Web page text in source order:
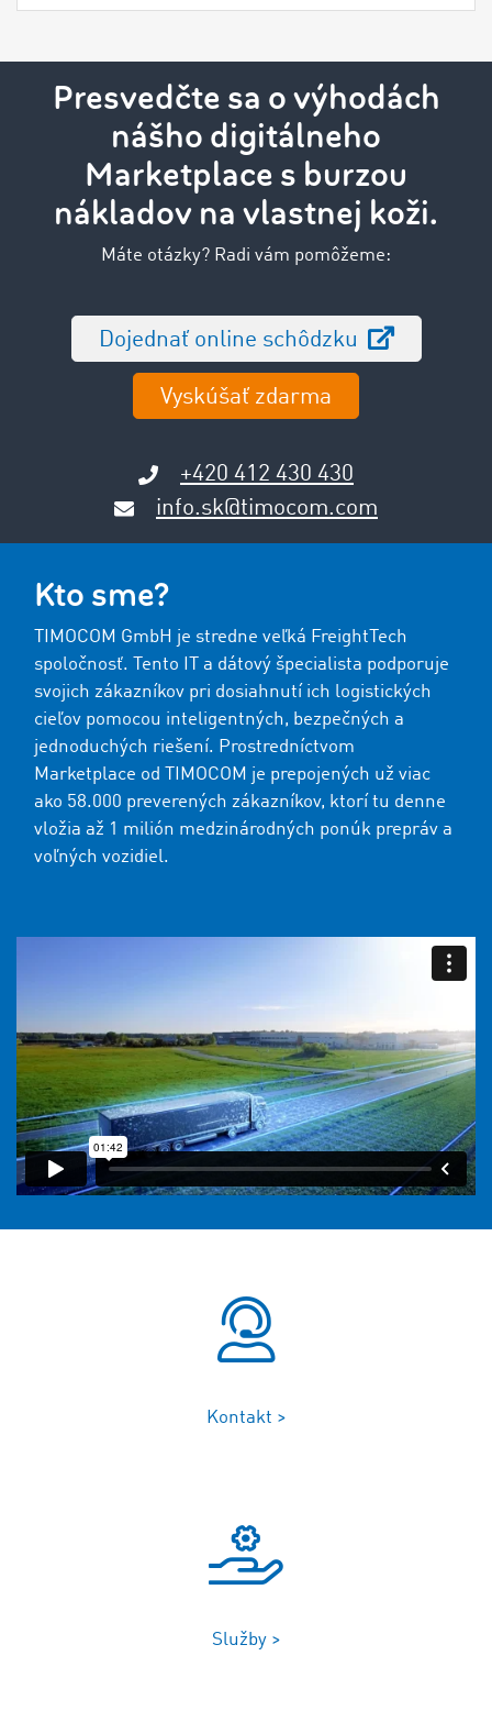
Presvedčte sa o výhodách
nášho digitálneho
Marketplace s burzou
nákladov na vlastnej koži.
Máte otázky? Radi vám pomôžeme:
Dojednať online schôdzku
Vyskúšať zdarma
+420 412 430 430
info.sk@timocom.com
Kto sme?
TIMOCOM GmbH je stredne veľká FreightTech
spoločnosť. Tento IT a dátový špecialista podporuje
svojich zákazníkov pri dosiahnutí ich logistických
cieľov pomocou inteligentných, bezpečných a
jednoduchých riešení. Prostredníctvom
Marketplace od TIMOCOM je prepojených už viac
ako 58.000 preverených zákazníkov, ktorí tu denne
vložia až 1 milión medzinárodných ponúk prepráv a
voľných vozidiel.
Kontakt >
Služby >